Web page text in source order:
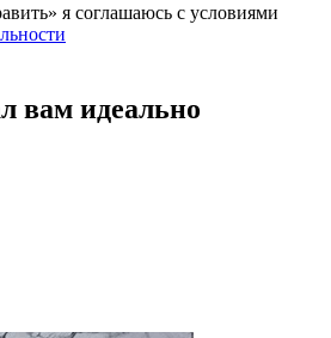
я соглашаюсь с условиями
вам идеально